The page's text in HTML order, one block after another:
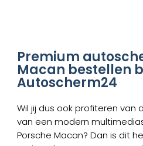
Premium
Macan bestellen
Autoscherm24
Wil jij dus ook profiteren van
van een modern
Porsche Macan? Dan is dit